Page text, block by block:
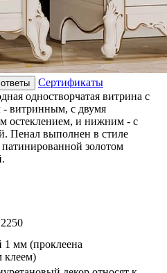
Сертификаты
одностворчатая витрина с
- витринным, с двумя
остеклением, и нижним - с
Пенал выполнен в стиле
патинированной золотом
мм (проклеена
клеем)